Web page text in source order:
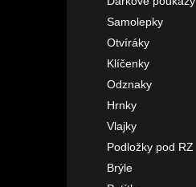
Samolepky
Otvíráky
Klíčenky
Odznaky
Hrnky
Vlajky
Podložky pod RZ
Brýle